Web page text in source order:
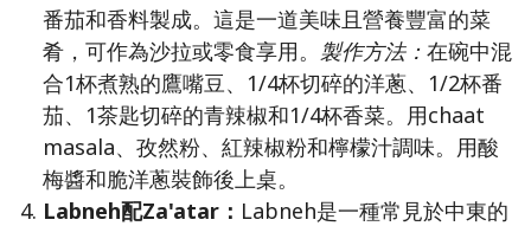
番茄和香料製成。這是一道美味且營養豐富的菜
肴，可作為沙拉或零食享用。 製作方法： 在碗中混
合1杯煮熟的鷹嘴豆、1/4杯切碎的洋蔥、1/2杯番
茄、1茶匙切碎的青辣椒和1/4杯香菜。用chaat
masala、孜然粉、紅辣椒粉和檸檬汁調味。用酸
梅醬和脆洋蔥裝飾後上桌。
Labneh配Za'atar： Labneh是一種常見於中東的